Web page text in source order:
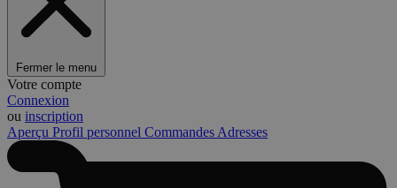
Fermer le menu
Votre compte
Connexion
ou inscription
Aperçu Profil personnel Commandes Adresses